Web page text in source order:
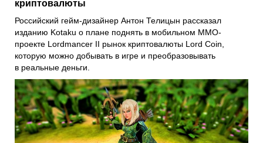
криптовалюты
Российский гейм-дизайнер Антон Телицын рассказал
изданию Kotaku о плане поднять в мобильном MMO-
проекте Lordmancer II рынок криптовалюты Lord Coin,
которую можно добывать в игре и преобразовывать
в реальные деньги.